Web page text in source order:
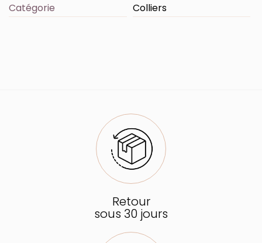
Catégorie
Colliers
Retour
sous 30 jours